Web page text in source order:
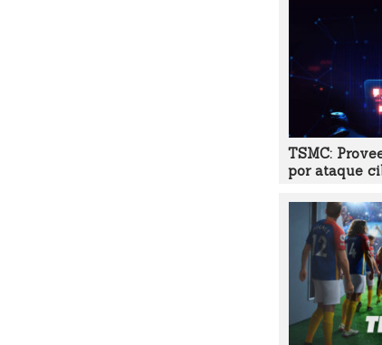
TSMC:
por ataque